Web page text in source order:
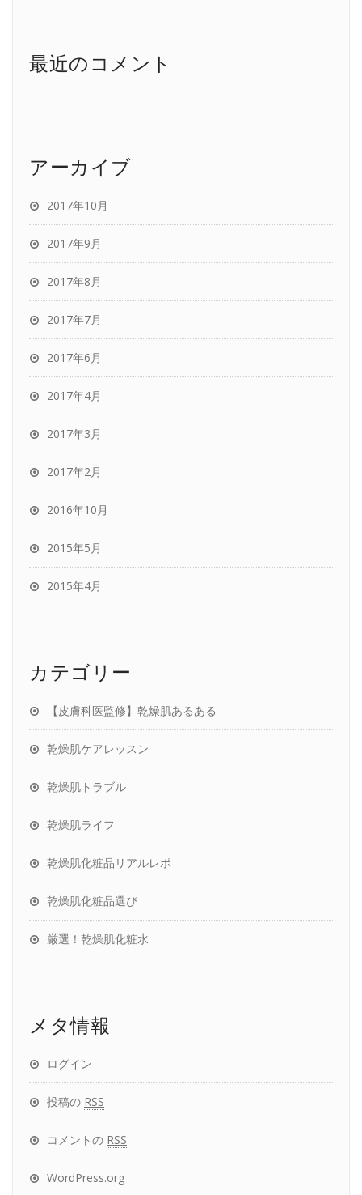
最近のコメント
アーカイブ
2017年10月
2017年9月
2017年8月
2017年7月
2017年6月
2017年4月
2017年3月
2017年2月
2016年10月
2015年5月
2015年4月
カテゴリー
【皮膚科医監修】乾燥肌あるある
乾燥肌ケアレッスン
乾燥肌トラブル
乾燥肌ライフ
乾燥肌化粧品リアルレポ
乾燥肌化粧品選び
厳選！乾燥肌化粧水
メタ情報
ログイン
投稿の RSS
コメントの RSS
WordPress.org